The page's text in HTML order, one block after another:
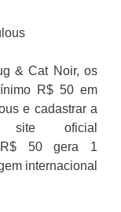
& Cat Noir, os
R$ 50 em
e cadastrar a
oficial
R$ 50 gera 1
internacional